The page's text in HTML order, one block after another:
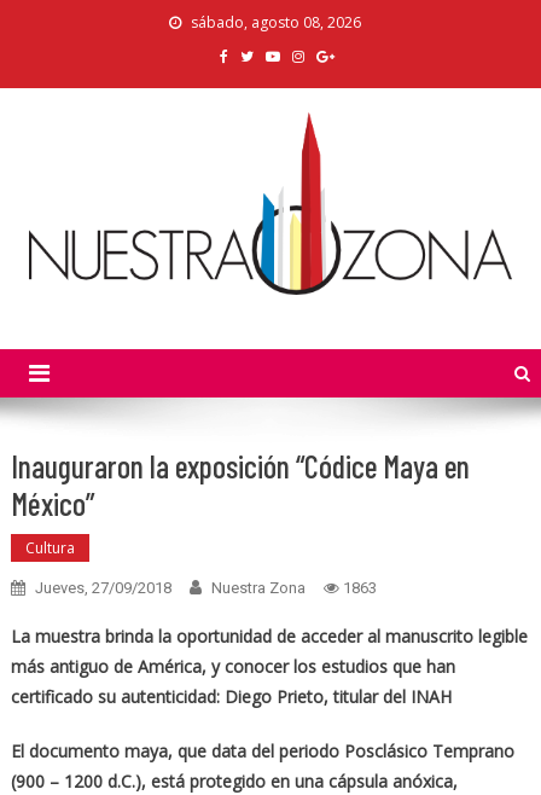
sábado, agosto 08, 2026
Inauguraron la exposición “Códice Maya en
México”
Cultura
Jueves, 27/09/2018 Nuestra Zona 1863
La muestra brinda la oportunidad de acceder al manuscrito legible
más antiguo de América, y conocer los estudios que han
certificado su autenticidad: Diego Prieto, titular del INAH
El documento maya, que data del periodo Posclásico Temprano
(900 – 1200 d.C.), está protegido en una cápsula anóxica,